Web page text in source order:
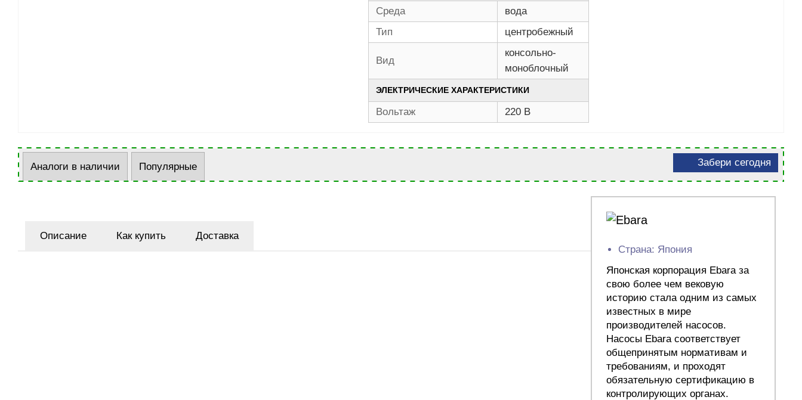
Среда
вода
Тип
центробежный
Вид
консольно-
моноблочный
ЭЛЕКТРИЧЕСКИЕ ХАРАКТЕРИСТИКИ
Вольтаж 220 В
Аналоги в наличии Популярные Забери сегодня
Описание Как купить
Доставка
Страна: Япония
Японская корпорация Ebara за
свою более чем вековую
историю стала одним из самых
известных в мире
производителей насосов.
Насосы Ebara соответствует
общепринятым нормативам и
требованиям, и проходят
обязательную сертификацию в
контролирующих органах.